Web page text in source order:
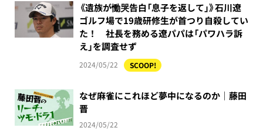
《遺族が慟哭告白「息子を返して」》石川遼
ゴルフ場で19歳研修生が首つり自殺してい
た！ 社長を務める遼パパは「パワハラ訴
え」を調査せず
2024/05/22 SCOOP!
なぜ麻雀にこれほど夢中になるのか｜藤田
晋
2024/05/22